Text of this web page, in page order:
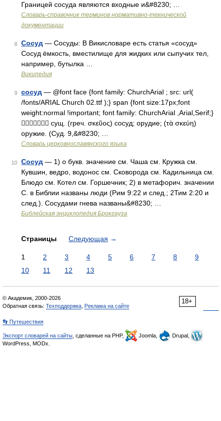
Границей сосуда являются входные и&#8230; …
Словарь-справочник терминов нормативно-технической
документации
8 Сосуд — Сосуды: В Викисловаре есть статья «сосуд»
Сосуд ёмкость, вместилище для жидких или сыпучих тел,
например, бутылка …
Википедия
9 сосуд — @font face {font family: ChurchArial ; src: url(
/fonts/ARIAL Church 02.ttf );} span {font size:17px;font
weight:normal !important; font family: ChurchArial ,Arial,Serif;}
 сущ. (греч. σκεῦος) сосуд; орудие; (τὰ σκεύη)
оружие. (Суд. 9,&#8230; …
Словарь церковнославянского языка
10 Сосуд — 1) о букв. значение см. Чаша см. Кружка см.
Кувшин, ведро, водонос см. Сковорода см. Кадильница см.
Блюдо см. Котел см. Горшечник; 2) в метафорич. значении
С. в Библии названы люди (Рим 9:22 и след.; 2Тим 2:20 и
след.). Сосудами гнева названы&#8230; …
Библейская энциклопедия Брокгауза
Страницы Следующая →
1 2 3 4 5 6 7 8
9
10
11 12 13
18+
© Академик, 2000-2026
Обратная связь: Техподдержка Реклама на сайте
👣 Путешествия
Экспорт словарей на сайты , сделанные на PHP, Joomla,
Drupal,
WordPress, MODx.